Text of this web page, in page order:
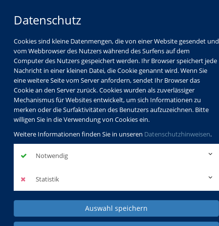
Datenschutz
Cookies sind kleine Datenmengen, die von einer Website gesendet und
vom Webbrowser des Nutzers während des Surfens auf dem
Computer des Nutzers gespeichert werden. Ihr Browser speichert jede
Nachricht in einer kleinen Datei, die Cookie genannt wird. Wenn Sie
eine weitere Seite vom Server anfordern, sendet Ihr Browser das
Cookie an den Server zurück. Cookies wurden als zuverlässiger
Mechanismus für Websites entwickelt, um sich Informationen zu
merken oder die Surfaktivitäten des Benutzers aufzuzeichnen. Bitte
willigen Sie in die Verwendung von Cookies ein.
Weitere Informationen finden Sie in unseren Datenschutzhinweisen.
Notwendig
Statistik
Auswahl speichern
Programm
Schulabschlüsse
Schulkindbetreuung
Service
Sommerferienprogramm 2026